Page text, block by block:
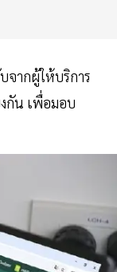
จากผู้ให้บริการ
กัน เพื่อมอบ